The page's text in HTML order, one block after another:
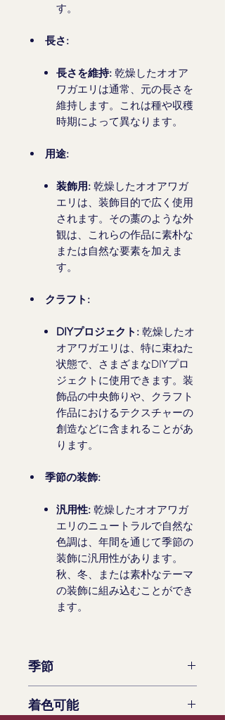
す。
長さ:
長さを維持: 乾燥したオオア
ワガエリは通常、元の長さを
維持します。これは種や収穫
時期によって異なります。
用途:
装飾用: 乾燥したオオアワガ
エリは、装飾目的で広く使用
されます。その藁のような外
観は、これらの作品に素朴な
または自然な要素を加えま
す。
クラフト:
DIYプロジェクト: 乾燥したオ
オアワガエリは、特に束ねた
状態で、さまざまなDIYプロ
ジェクトに使用できます。装
飾品の中央飾りや、クラフト
作品におけるテクスチャーの
創造などに含まれることがあ
ります。
季節の装飾:
汎用性: 乾燥したオオアワガ
エリのニュートラルで自然な
色調は、年間を通じて季節の
装飾に汎用性があります。
秋、冬、または素朴なテーマ
の装飾に組み込むことができ
ます。
季節
着色可能